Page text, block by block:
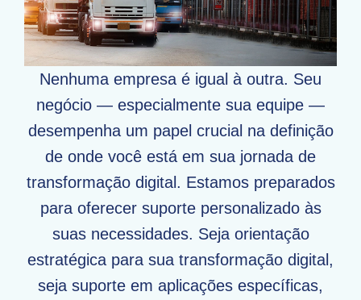
Nenhuma empresa é igual à outra. Seu
negócio — especialmente sua equipe —
desempenha um papel crucial na definição
de onde você está em sua jornada de
transformação digital. Estamos preparados
para oferecer suporte personalizado às
suas necessidades. Seja orientação
estratégica para sua transformação digital,
seja suporte em aplicações específicas,